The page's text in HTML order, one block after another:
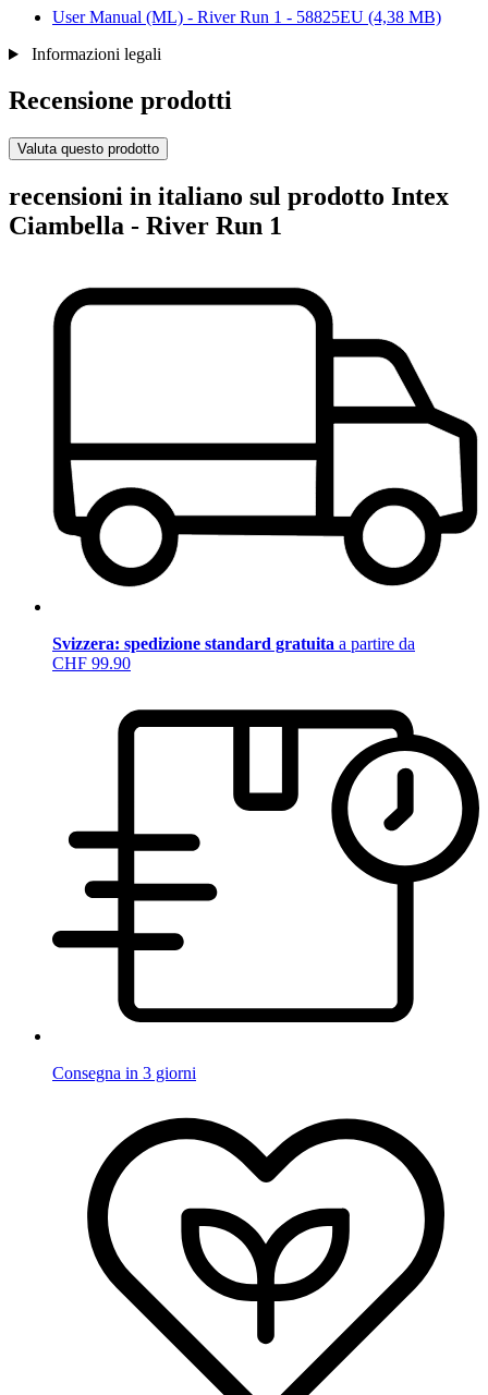
User Manual (ML) - River Run 1 - 58825EU (4,38 MB)
Informazioni legali
Recensione prodotti
Valuta questo prodotto
recensioni in italiano sul prodotto Intex
Ciambella - River Run 1
Svizzera: spedizione standard gratuita a partire da
CHF 99.90
Consegna in 3 giorni